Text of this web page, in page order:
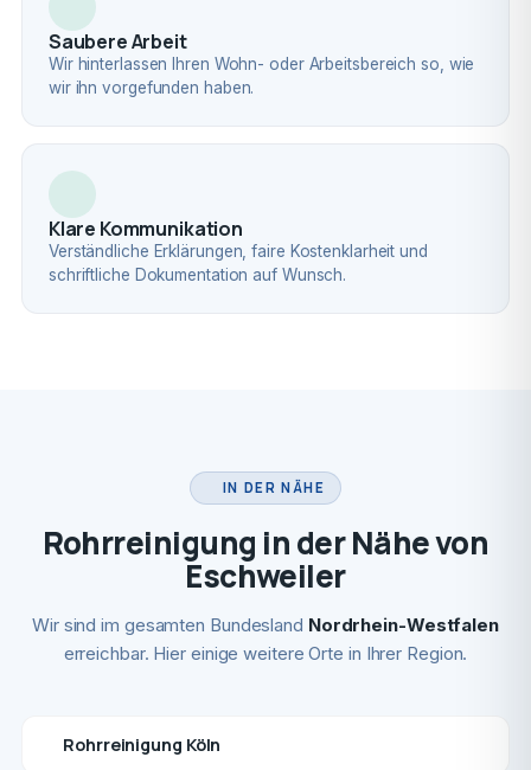
Saubere Arbeit
Wir hinterlassen Ihren Wohn- oder Arbeitsbereich so, wie
wir ihn vorgefunden haben.
Klare Kommunikation
Verständliche Erklärungen, faire Kostenklarheit und
schriftliche Dokumentation auf Wunsch.
IN DER NÄHE
Rohrreinigung in der Nähe von
Eschweiler
Wir sind im gesamten Bundesland Nordrhein-Westfalen
erreichbar. Hier einige weitere Orte in Ihrer Region.
Rohrreinigung Köln